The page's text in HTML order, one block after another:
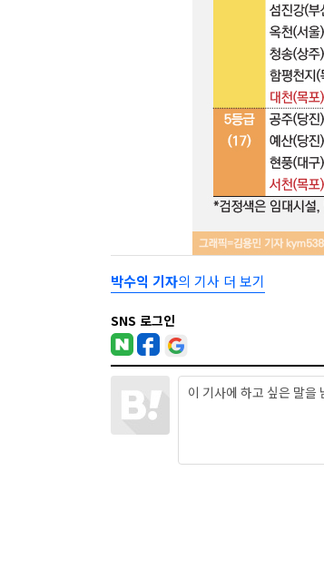
박수익 기자의 기사 더 보기
SNS 로그인